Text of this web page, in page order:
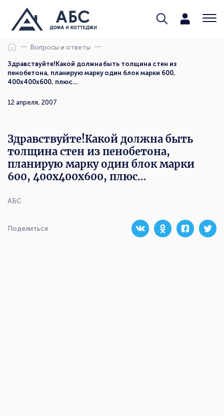
Вопросы и ответы
Здравствуйте!Какой должна быть толщина стен из
пенобетона, планирую марку один блок марки 600,
400х400х600, плюс…
АБС
12 апреля, 2007
Здравствуйте!Какой должна быть
толщина стен из пенобетона,
планирую марку один блок марки
600, 400х400х600, плюс…
Поделиться